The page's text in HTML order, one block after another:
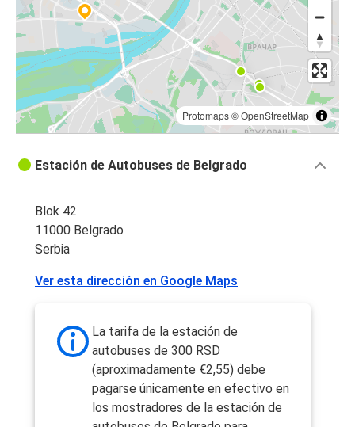
Protomaps©OpenStreetMap
Estación de Autobuses de Belgrado
Blok 42
11000 Belgrado
Serbia
Ver esta dirección en Google Maps
La tarifa de la estación de
autobuses de 300 RSD
(aproximadamente €2,55) debe
pagarse únicamente en efectivo en
los mostradores de la estación de